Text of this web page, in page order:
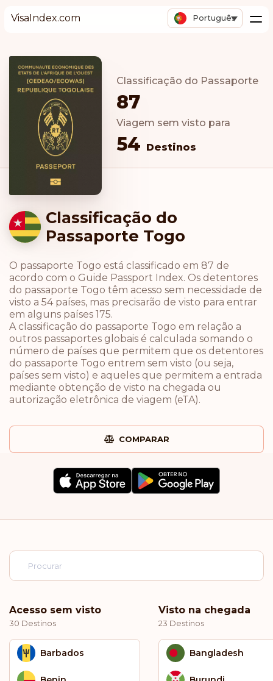
VisaIndex.com Português
Classificação do Passaporte
87
Viagem sem visto para
54 Destinos
Classificação do
Passaporte Togo
O passaporte Togo está classificado em 87 de
acordo com o Guide Passport Index. Os detentores
do passaporte Togo têm acesso sem necessidade de
visto a 54 países, mas precisarão de visto para entrar
em alguns países 175.
A classificação do passaporte Togo em relação a
outros passaportes globais é calculada somando o
número de países que permitem que os detentores
do passaporte Togo entrem sem visto (ou seja,
países sem visto) e aqueles que permitem a entrada
mediante obtenção de visto na chegada ou
autorização eletrônica de viagem (eTA).
COMPARAR
Acesso sem visto
30 Destinos
Barbados
Visto na chegada
23 Destinos
Bangladesh